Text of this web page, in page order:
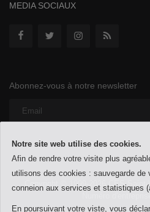
MEDIA SOCIAUX
Abonnez-vous à notre newsletter
Copyright © 1999-2026 CES
Notre site web utilise des cookies.
Afin de rendre votre visite plus
utilisons des cookies : sauvegarde de
conneion aux services et statistiques
En poursuivant votre viste, vous